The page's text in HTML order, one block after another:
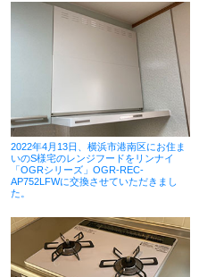
2022年4月13日、横浜市港南区にお住ま
いのS様宅のレンジフードをリンナイ
「OGRシリーズ」OGR-REC-
AP752LFWに交換させていただきまし
た。